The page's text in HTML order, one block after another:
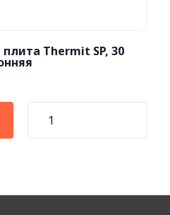
Thermit SP, 30